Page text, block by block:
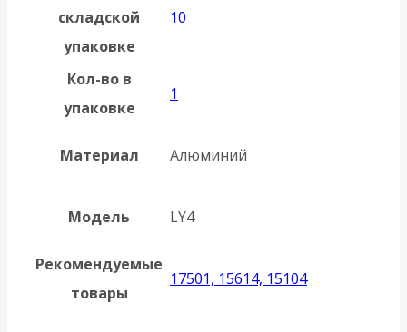
складской
упаковке
10
Кол-во в
упаковке
1
Материал Алюминий
Модель LY4
Рекомендуемые
товары
17501, 15614, 15104